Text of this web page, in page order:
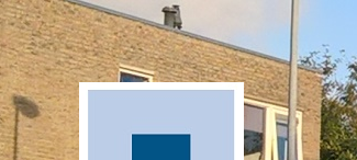
Ga
naar
de
inhoud